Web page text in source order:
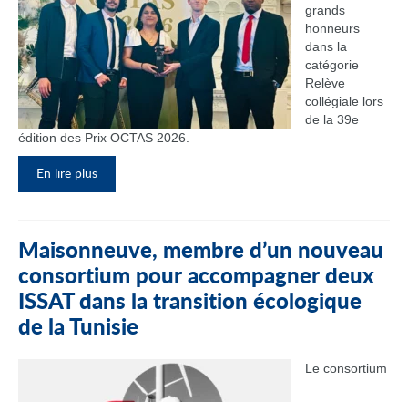
grands
honneurs
dans la
catégorie
Relève
collégiale lors
de la 39e
édition des Prix OCTAS 2026.
En lire plus
Maisonneuve, membre d’un nouveau
consortium pour accompagner deux
ISSAT dans la transition écologique
de la Tunisie
Le consortium